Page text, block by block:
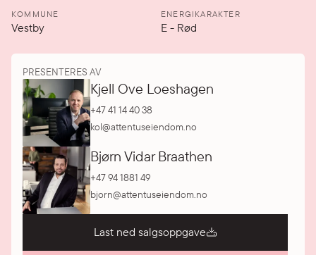
KOMMUNE
Vestby
ENERGIKARAKTER
E- Rød
PRESENTERES AV
Kjell Ove Loeshagen
+47 41 14 40 38
kol@attentuseiendom.no
Bjørn Vidar Braathen
+47 94 1881 49
bjorn@attentuseiendom.no
Last ned salgsoppgave